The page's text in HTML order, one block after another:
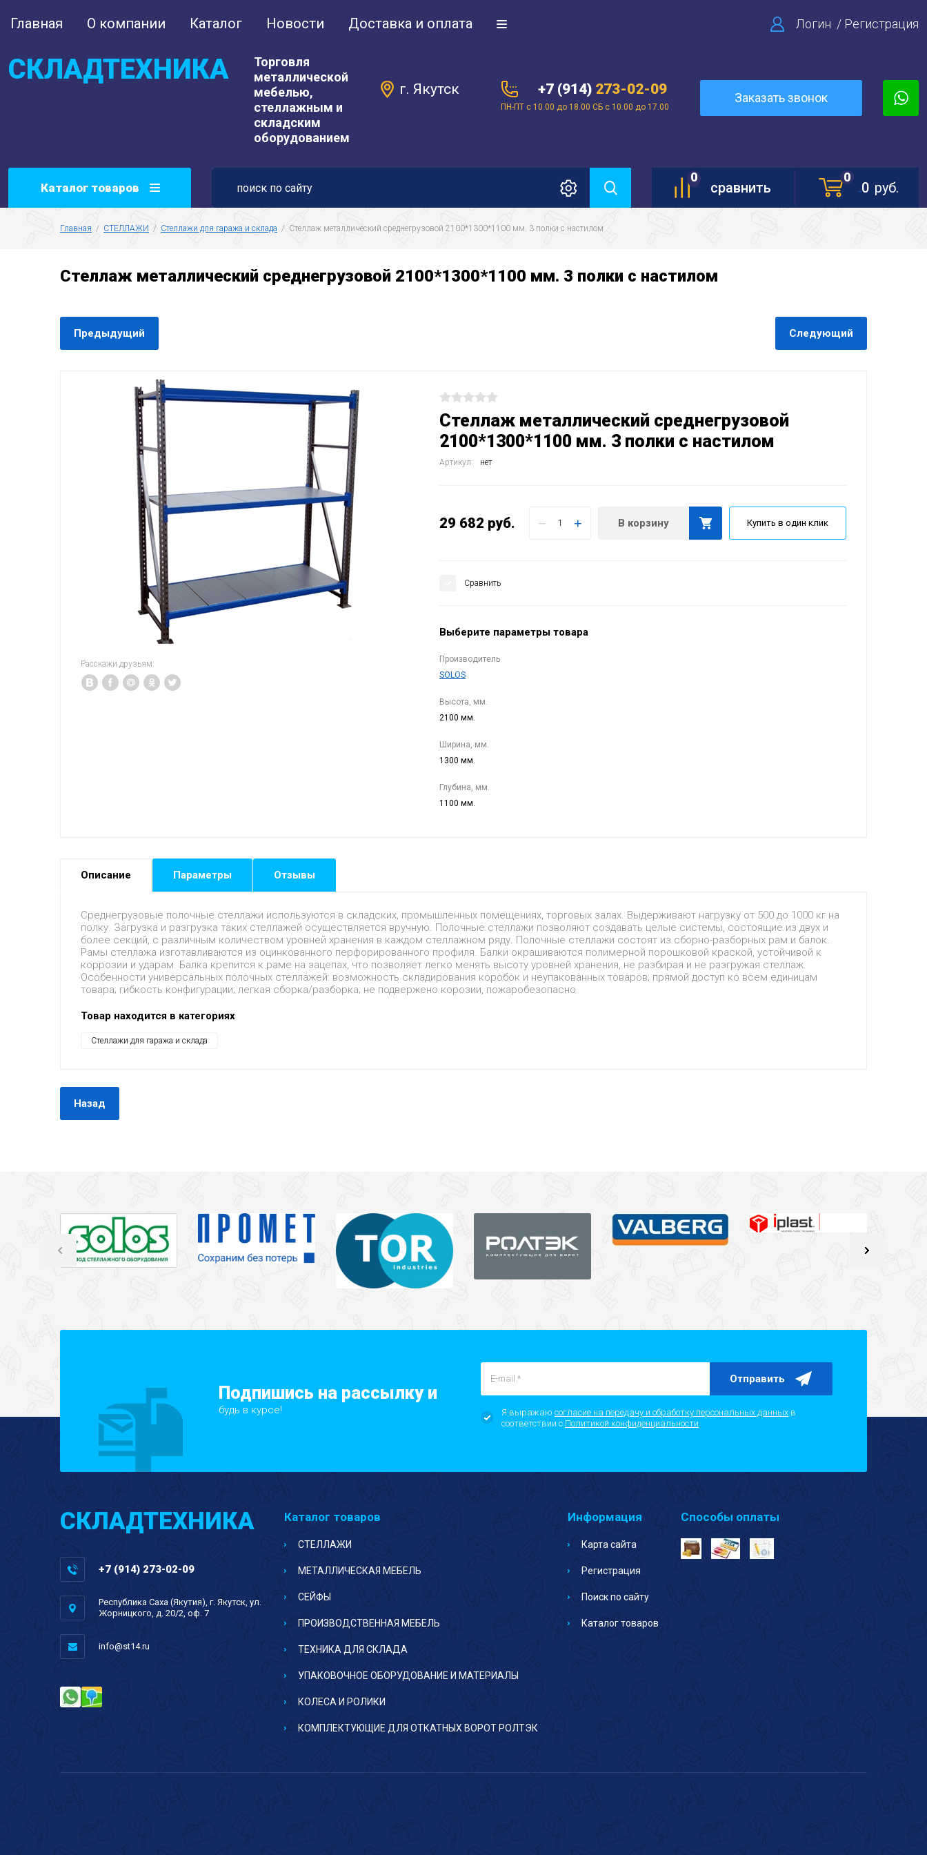
Главная О компании Каталог Новости Доставка и оплата Логин / Регистрация
СКЛАДТЕХНИКА
Торговля
металлической
мебелью,
стеллажным и
складским
оборудованием
г. Якутск +7 (914) 273-02-09
ПН-ПТ с 10.00 до 18.00 СБ с 10.00 до 17.00
Заказать звонок
Каталог товаров сравнить
0 0
0 руб.
Главная
  /
СТЕЛЛАЖИ
  /
Стеллажи для гаража и склада
  /  Стеллаж металлический среднегрузовой 2100*1300*1100 мм. 3 полки с настилом
Стеллаж металлический среднегрузовой 2100*1300*1100 мм. 3 полки с настилом
Предыдущий Следующий
Расскажи друзьям:
Стеллаж металлический среднегрузовой
2100*1300*1100 мм. 3 полки с настилом
Артикул: нет
29 682 руб. − + В корзину Купить в один клик
Сравнить
Выберите параметры товара
Производитель
SOLOS
Высота, мм.
2100 мм.
Ширина, мм.
1300 мм.
Глубина, мм.
1100 мм.
Описание Параметры Отзывы
Среднегрузовые полочные стеллажи используются в складских, промышленных помещениях, торговых залах. Выдерживают нагрузку от 500 до 1000 кг на
полку. Загрузка и разгрузка таких стеллажей осуществляется вручную. Полочные стеллажи позволяют создавать целые системы, состоящие из двух и
более секций, с различным количеством уровней хранения в каждом стеллажном ряду. Полочные стеллажи состоят из сборно-разборных рам и балок.
Рамы стеллажа изготавливаются из оцинкованного перфорированного профиля. Балки окрашиваются полимерной порошковой краской, устойчивой к
коррозии и ударам. Балка крепится к раме на зацепах, что позволяет легко менять высоту уровней хранения, не разбирая и не разгружая стеллаж.
Особенности универсальных полочных стеллажей: возможность складирования коробок и неупакованных товаров; прямой доступ ко всем единицам
товара; гибкость конфигурации; легкая сборка/разборка; не подвержено корозии, пожаробезопасно.
Товар находится в категориях
Стеллажи для гаража и склада
Назад
Подпишись на рассылку и
будь в курсе! Я выражаю согласие на передачу и обработку персональных данных в
соответствии с Политикой конфиденциальности
Отправить
СКЛАДТЕХНИКА
+7 (914) 273-02-09
Республика Саха (Якутия), г. Якутск, ул.
Жорницкого, д. 20/2, оф. 7
info@st14.ru
Каталог товаров
СТЕЛЛАЖИ
МЕТАЛЛИЧЕСКАЯ МЕБЕЛЬ
СЕЙФЫ
ПРОИЗВОДСТВЕННАЯ МЕБЕЛЬ
ТЕХНИКА ДЛЯ СКЛАДА
УПАКОВОЧНОЕ ОБОРУДОВАНИЕ И МАТЕРИАЛЫ
КОЛЕСА И РОЛИКИ
КОМПЛЕКТУЮЩИЕ ДЛЯ ОТКАТНЫХ ВОРОТ РОЛТЭК
Информация
Карта сайта
Регистрация
Поиск по сайту
Каталог товаров
Способы оплаты